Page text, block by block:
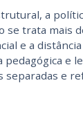
a
se trata mais
e a
pedagógica e
separadas e